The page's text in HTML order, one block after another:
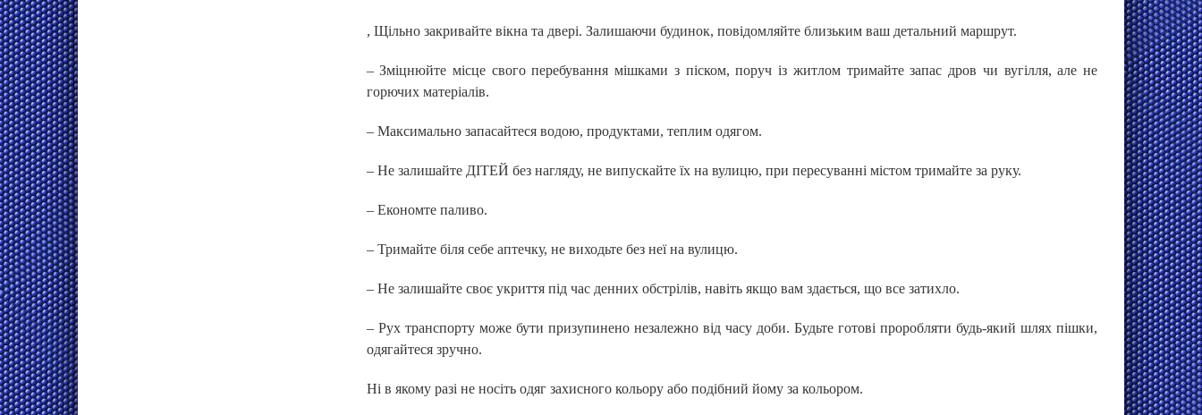
, Щільно закривайте вікна та двері. Залишаючи будинок, повідомляйте близьким ваш детальний маршрут.
– Зміцнюйте місце свого перебування мішками з піском, поруч із житлом тримайте запас дров чи вугілля, але не
горючих матеріалів.
– Максимально запасайтеся водою, продуктами, теплим одягом.
– Не залишайте ДІТЕЙ без нагляду, не випускайте їх на вулицю, при пересуванні містом тримайте за руку.
– Економте паливо.
– Тримайте біля себе аптечку, не виходьте без неї на вулицю.
– Не залишайте своє укриття під час денних обстрілів, навіть якщо вам здається, що все затихло.
– Рух транспорту може бути призупинено незалежно від часу доби. Будьте готові проробляти будь-який шлях пішки,
одягайтеся зручно.
Ні в якому разі не носіть одяг захисного кольору або подібний йому за кольором.